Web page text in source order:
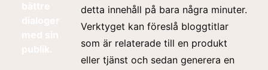
detta innehåll på bara några minuter.
Verktyget kan föreslå bloggtitlar
som är relaterade till en produkt
eller tjänst och sedan generera en